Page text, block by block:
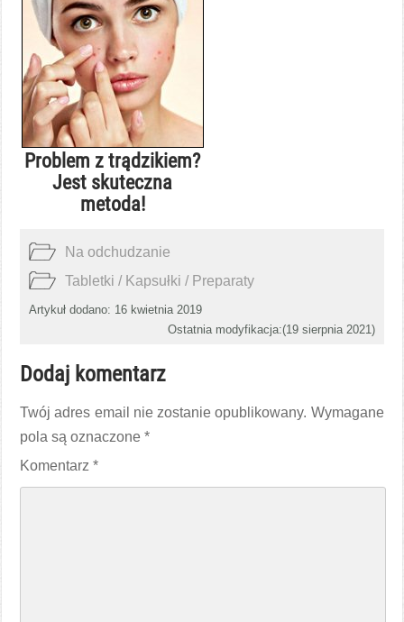
Problem z trądzikiem?
Jest skuteczna
metoda!
Na odchudzanie
Tabletki / Kapsułki / Preparaty
Artykuł dodano: 16 kwietnia 2019
Ostatnia modyfikacja:(19 sierpnia 2021)
Dodaj komentarz
Twój adres email nie zostanie opublikowany. Wymagane
pola są oznaczone*
Komentarz*